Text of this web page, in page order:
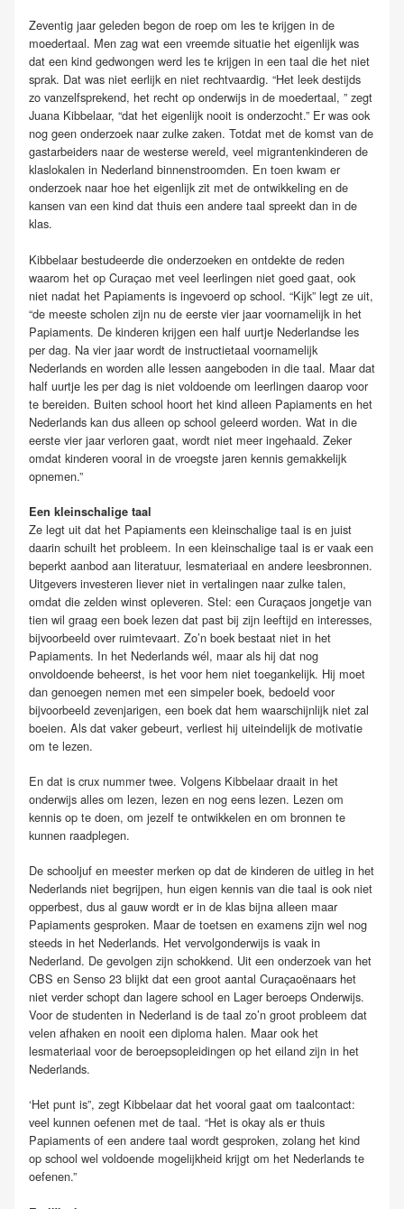
Zeventig jaar geleden begon de roep om les te krijgen in de
moedertaal. Men zag wat een vreemde situatie het eigenlijk was
dat een kind gedwongen werd les te krijgen in een taal die het niet
sprak. Dat was niet eerlijk en niet rechtvaardig. “Het leek destijds
zo vanzelfsprekend, het recht op onderwijs in de moedertaal, ” zegt
Juana Kibbelaar, “dat het eigenlijk nooit is onderzocht.” Er was ook
nog geen onderzoek naar zulke zaken. Totdat met de komst van de
gastarbeiders naar de westerse wereld, veel migrantenkinderen de
klaslokalen in Nederland binnenstroomden. En toen kwam er
onderzoek naar hoe het eigenlijk zit met de ontwikkeling en de
kansen van een kind dat thuis een andere taal spreekt dan in de
klas.
Kibbelaar bestudeerde die onderzoeken en ontdekte de reden
waarom het op Curaçao met veel leerlingen niet goed gaat, ook
niet nadat het Papiaments is ingevoerd op school. “Kijk” legt ze uit,
“de meeste scholen zijn nu de eerste vier jaar voornamelijk in het
Papiaments. De kinderen krijgen een half uurtje Nederlandse les
per dag. Na vier jaar wordt de instructietaal voornamelijk
Nederlands en worden alle lessen aangeboden in die taal. Maar dat
half uurtje les per dag is niet voldoende om leerlingen daarop voor
te bereiden. Buiten school hoort het kind alleen Papiaments en het
Nederlands kan dus alleen op school geleerd worden. Wat in die
eerste vier jaar verloren gaat, wordt niet meer ingehaald. Zeker
omdat kinderen vooral in de vroegste jaren kennis gemakkelijk
opnemen.”
Een kleinschalige taal
Ze legt uit dat het Papiaments een kleinschalige taal is en juist
daarin schuilt het probleem. In een kleinschalige taal is er vaak een
beperkt aanbod aan literatuur, lesmateriaal en andere leesbronnen.
Uitgevers investeren liever niet in vertalingen naar zulke talen,
omdat die zelden winst opleveren. Stel: een Curaçaos jongetje van
tien wil graag een boek lezen dat past bij zijn leeftijd en interesses,
bijvoorbeeld over ruimtevaart. Zo’n boek bestaat niet in het
Papiaments. In het Nederlands wél, maar als hij dat nog
onvoldoende beheerst, is het voor hem niet toegankelijk. Hij moet
dan genoegen nemen met een simpeler boek, bedoeld voor
bijvoorbeeld zevenjarigen, een boek dat hem waarschijnlijk niet zal
boeien. Als dat vaker gebeurt, verliest hij uiteindelijk de motivatie
om te lezen.
En dat is crux nummer twee. Volgens Kibbelaar draait in het
onderwijs alles om lezen, lezen en nog eens lezen. Lezen om
kennis op te doen, om jezelf te ontwikkelen en om bronnen te
kunnen raadplegen.
De schooljuf en meester merken op dat de kinderen de uitleg in het
Nederlands niet begrijpen, hun eigen kennis van die taal is ook niet
opperbest, dus al gauw wordt er in de klas bijna alleen maar
Papiaments gesproken. Maar de toetsen en examens zijn wel nog
steeds in het Nederlands. Het vervolgonderwijs is vaak in
Nederland. De gevolgen zijn schokkend. Uit een onderzoek van het
CBS en Senso 23 blijkt dat een groot aantal Curaçaoënaars het
niet verder schopt dan lagere school en Lager beroeps Onderwijs.
Voor de studenten in Nederland is de taal zo’n groot probleem dat
velen afhaken en nooit een diploma halen. Maar ook het
lesmateriaal voor de beroepsopleidingen op het eiland zijn in het
Nederlands.
‘Het punt is”, zegt Kibbelaar dat het vooral gaat om taalcontact:
veel kunnen oefenen met de taal. “Het is okay als er thuis
Papiaments of een andere taal wordt gesproken, zolang het kind
op school wel voldoende mogelijkheid krijgt om het Nederlands te
oefenen.”